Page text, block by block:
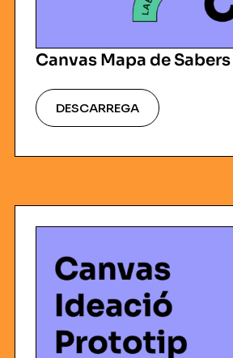
Canvas Mapa de Sabers
DESCARREGA